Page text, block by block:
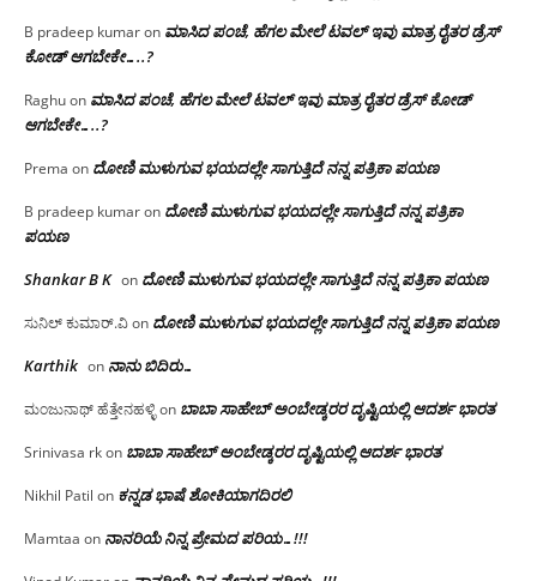
B pradeep kumaron ಮಾಸಿದ ಪಂಚೆ, ಹೆಗಲ ಮೇಲೆ ಟವಲ್‌ ಇವು ಮಾತ್ರ ರೈತರ ಡ್ರೆಸ್‌
ಕೋಡ್ ಆಗಬೇಕೇ…..?‌
Raghuon ಮಾಸಿದ ಪಂಚೆ, ಹೆಗಲ ಮೇಲೆ ಟವಲ್‌ ಇವು ಮಾತ್ರ ರೈತರ ಡ್ರೆಸ್‌ ಕೋಡ್
ಆಗಬೇಕೇ…..?‌
Prema on ದೋಣಿ ಮುಳುಗುವ ಭಯದಲ್ಲೇ ಸಾಗುತ್ತಿದೆ ನನ್ನ ಪತ್ರಿಕಾ ಪಯಣ
B pradeep kumaron ದೋಣಿ ಮುಳುಗುವ ಭಯದಲ್ಲೇ ಸಾಗುತ್ತಿದೆ ನನ್ನ ಪತ್ರಿಕಾ
ಪಯಣ
Shankar B K on ದೋಣಿ ಮುಳುಗುವ ಭಯದಲ್ಲೇ ಸಾಗುತ್ತಿದೆ ನನ್ನ ಪತ್ರಿಕಾ ಪಯಣ
ಸುನಿಲ್ ಕುಮಾರ್.ವಿon ದೋಣಿ ಮುಳುಗುವ ಭಯದಲ್ಲೇ ಸಾಗುತ್ತಿದೆ ನನ್ನ ಪತ್ರಿಕಾ ಪಯಣ
Karthik on ನಾನು ಬಿದಿರು…
ಮಂಜುನಾಥ್ ಹೆತ್ತೇನಹಳ್ಳಿon ಬಾಬಾ ಸಾಹೇಬ್ ಅಂಬೇಡ್ಕರರ ದೃಷ್ಟಿಯಲ್ಲಿ ಆದರ್ಶ ಭಾರತ
Srinivasa rkon ಬಾಬಾ ಸಾಹೇಬ್ ಅಂಬೇಡ್ಕರರ ದೃಷ್ಟಿಯಲ್ಲಿ ಆದರ್ಶ ಭಾರತ
Nikhil Patil on ಕನ್ನಡ ಭಾಷೆ ಶೋಕಿಯಾಗದಿರಲಿ
Mamtaa on ನಾನರಿಯೆ ನಿನ್ನ ಪ್ರೇಮದ ಪರಿಯ…!!!